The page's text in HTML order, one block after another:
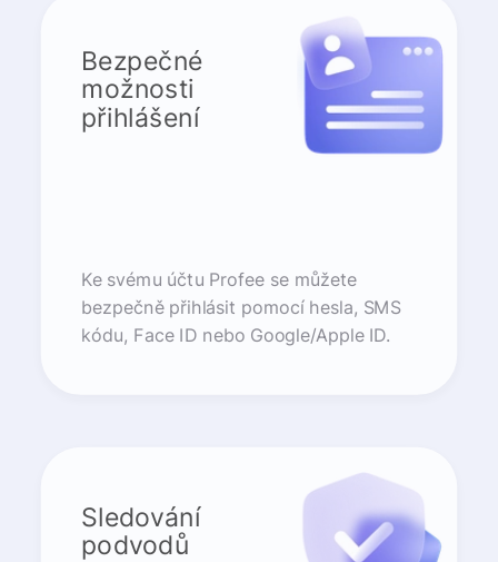
Bezpečné
možnosti
přihlášení
Ke svému účtu Profee se můžete
bezpečně přihlásit pomocí hesla, SMS
kódu, Face ID nebo Google/Apple ID.
Sledování
podvodů